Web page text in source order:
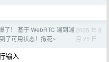
了！ 基于 WebRTC 端到端
了可用状态！撒花~
2025 年 8
月 25 日
输入